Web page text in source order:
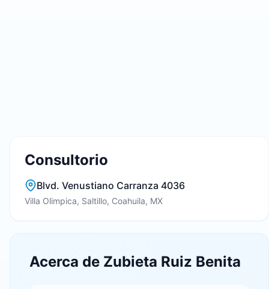
Consultorio
Blvd. Venustiano Carranza 4036
Villa Olimpica, Saltillo, Coahuila, MX
Acerca de Zubieta Ruiz Benita